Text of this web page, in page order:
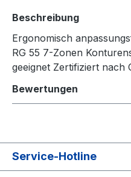
Beschreibung
Ergonomisch
RG 55 7-Zonen
geeignet Zertifiziert nach
Bewertungen
Service-Hotline